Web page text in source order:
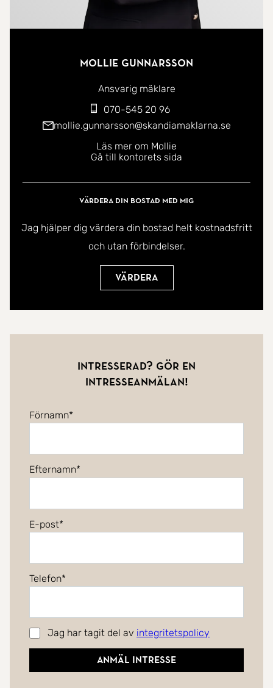
Mollie Gunnarsson
Ansvarig mäklare
070-545 20 96
mollie.gunnarsson@skandiamaklarna.se
Läs mer om Mollie
Gå till kontorets sida
Värdera din bostad med mig
Jag hjälper dig värdera din bostad helt kostnadsfritt
och utan förbindelser.
Värdera
Intresserad? Gör en
intresseanmälan!
Förnamn
Efternamn
E-post
Telefon
Jag har tagit del av integritetspolicy
Anmäl intresse